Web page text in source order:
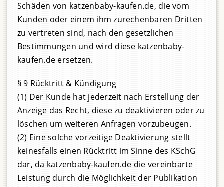
Schäden von katzenbaby-kaufen.de, die vom
Kunden oder einem ihm zurechenbaren Dritten
zu vertreten sind, nach den gesetzlichen
Bestimmungen und wird diese katzenbaby-
kaufen.de ersetzen.
§ 9 Rücktritt & Kündigung
(1) Der Kunde hat jederzeit nach Erstellung der
Anzeige das Recht, diese zu deaktivieren oder zu
löschen um weiteren Anfragen vorzubeugen.
(2) Eine solche vorzeitige Deaktivierung stellt
keinesfalls einen Rücktritt im Sinne des KSchG
dar, da katzenbaby-kaufen.de die vereinbarte
Leistung durch die Möglichkeit der Publikation